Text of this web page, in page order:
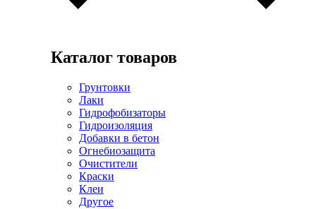
Каталог товаров
Грунтовки
Лаки
Гидрофобизаторы
Гидроизоляция
Добавки в бетон
Огнебиозащита
Очистители
Краски
Клеи
Другое